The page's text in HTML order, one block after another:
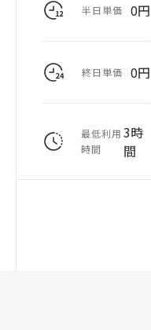
半日単価 0円
終日単価 0円
最低利用
時間
3時
間